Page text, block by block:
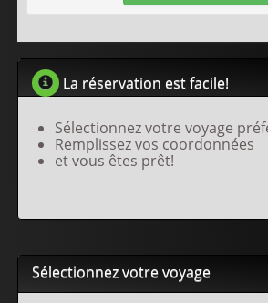
La réservation est facile!
Sélectionnez votre voyage
Remplissez vos coordonnées
et vous êtes prêt!
Sélectionnez votre voyage